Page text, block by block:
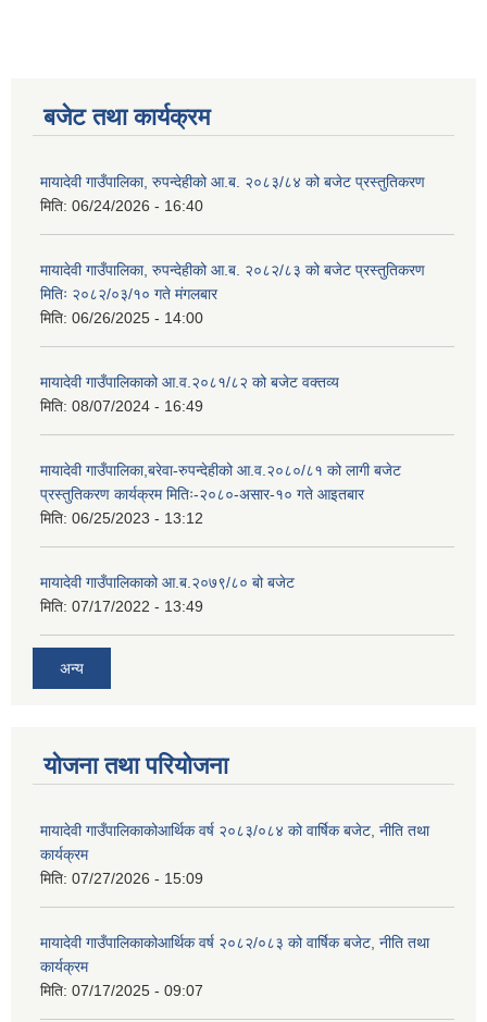
बजेट तथा कार्यक्रम
मायादेवी गाउँपालिका, रुपन्देहीको आ.ब. २०८३/८४ को बजेट प्रस्तुतिकरण
मिति: 06/24/2026 - 16:40
मायादेवी गाउँपालिका, रुपन्देहीको आ.ब. २०८२/८३ को बजेट प्रस्तुतिकरण
मितिः २०८२/०३/१० गते मंगलबार
मिति: 06/26/2025 - 14:00
मायादेवी गाउँपालिकाको आ.व.२०८१/८२ को बजेट वक्तव्य
मिति: 08/07/2024 - 16:49
मायादेवी गाउँपालिका,बरेवा-रुपन्देहीको आ.व.२०८०/८१ को लागी बजेट
प्रस्तुतिकरण कार्यक्रम मितिः-२०८०-असार-१० गते आइतबार
मिति: 06/25/2023 - 13:12
मायादेवी गाउँपालिकाको आ.ब.२०७९/८० बो बजेट
मिति: 07/17/2022 - 13:49
अन्य
योजना तथा परियोजना
मायादेवी गाउँपालिकाकोआर्थिक वर्ष २०८३/०८४ को वार्षिक बजेट, नीति तथा
कार्यक्रम
मिति: 07/27/2026 - 15:09
मायादेवी गाउँपालिकाकोआर्थिक वर्ष २०८२/०८३ को वार्षिक बजेट, नीति तथा
कार्यक्रम
मिति: 07/17/2025 - 09:07